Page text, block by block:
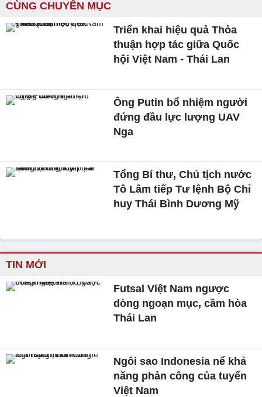
CÙNG CHUYÊN MỤC
Triển khai hiệu quả Thỏa
thuận hợp tác giữa Quốc
hội Việt Nam - Thái Lan
Ông Putin bổ nhiệm người
đứng đầu lực lượng UAV
Nga
Tổng Bí thư, Chủ tịch nước
Tô Lâm tiếp Tư lệnh Bộ Chỉ
huy Thái Bình Dương Mỹ
TIN MỚI
Futsal Việt Nam ngược
dòng ngoạn mục, cầm hòa
Thái Lan
Ngôi sao Indonesia nể khả
năng phản công của tuyển
Việt Nam